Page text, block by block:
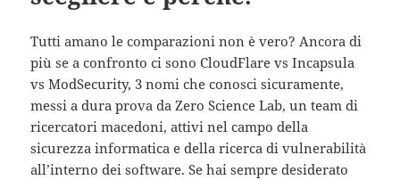
Tutti amano le comparazioni non è vero? Ancora di
più se a confronto ci sono CloudFlare vs Incapsula
vs ModSecurity, 3 nomi che conosci sicuramente,
messi a dura prova da Zero Science Lab, un team di
ricercatori macedoni, attivi nel campo della
sicurezza informatica e della ricerca di vulnerabilità
all’interno dei software. Se hai sempre desiderato